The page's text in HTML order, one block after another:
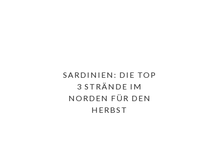
SARDINIEN: DIE TOP
3 STRÄNDE IM
NORDEN FÜR DEN
HERBST